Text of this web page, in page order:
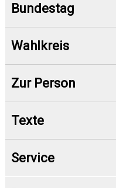
Bundestag
Wahlkreis
Zur Person
Texte
Service